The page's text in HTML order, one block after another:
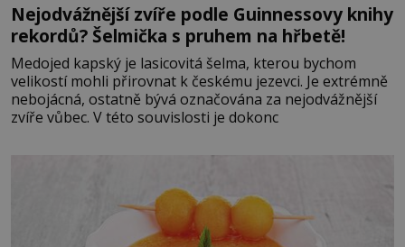
Nejodvážnější zvíře podle Guinnessovy knihy
rekordů? Šelmička s pruhem na hřbetě!
Medojed kapský je lasicovitá šelma, kterou bychom
velikostí mohli přirovnat k českému jezevci. Je extrémně
nebojácná, ostatně bývá označována za nejodvážnější
zvíře vůbec. V této souvislosti je dokonc